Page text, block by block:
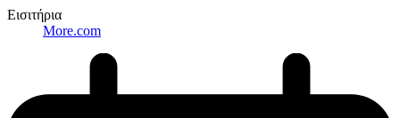
Εισιτήρια
More.com